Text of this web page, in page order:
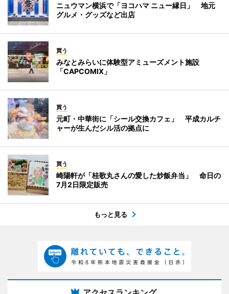
ニュウマン横浜で「ヨコハマ ニュー縁日」 地元
グルメ・グッズなど出店
買う
みなとみらいに体験型アミューズメント施設
「CAPCOMIX」
買う
元町・中華街に「シール交換カフェ」 平成カルチ
ャーが生んだシル活の拠点に
買う
崎陽軒が「桂歌丸さんの愛した炒飯弁当」 命日の
7月2日限定販売
もっと見る